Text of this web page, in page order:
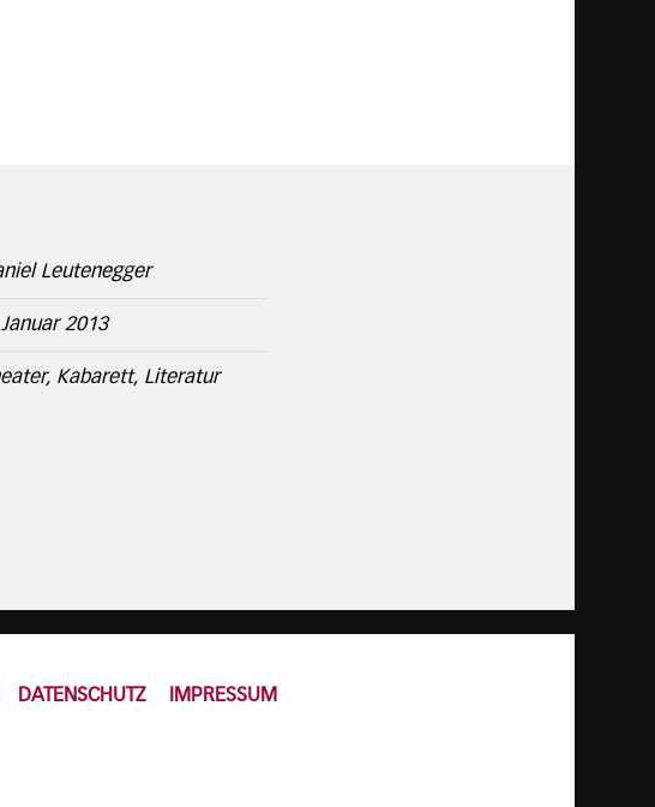
Leutenegger
2013
Kabarett, Literatur
DATENSCHUTZ IMPRESSUM